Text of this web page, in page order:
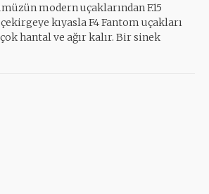
modern uçaklarından F.15
kıyasla F4 Fantom uçakları
hantal ve ağır kalır. Bir sinek